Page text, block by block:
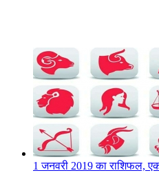
1 जनवरी 2019 का राशिफल,